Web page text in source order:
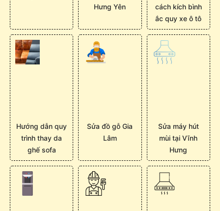
Hưng Yên
cách kích bình
ắc quy xe ô tô
Hướng dẫn quy
trình thay da
ghế sofa
Sửa đồ gỗ Gia
Lâm
Sửa máy hút
mùi tại Vĩnh
Hưng